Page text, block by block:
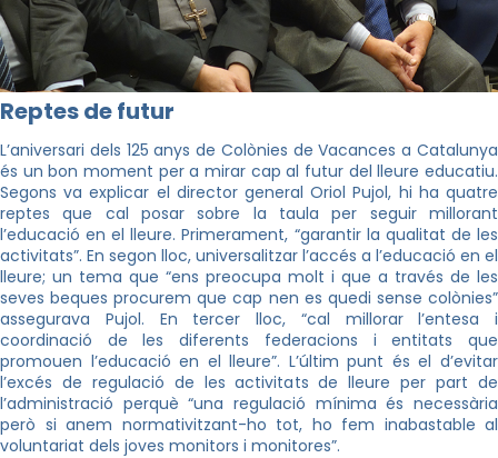
Reptes de futur
L’aniversari dels 125 anys de Colònies de Vacances a Catalunya
és un bon moment per a mirar cap al futur del lleure educatiu.
Segons va explicar el director general Oriol Pujol, hi ha quatre
reptes que cal posar sobre la taula per seguir millorant
l’educació en el lleure. Primerament, “garantir la qualitat de les
activitats”. En segon lloc, universalitzar l’accés a l’educació en el
lleure; un tema que “ens preocupa molt i que a través de les
seves beques procurem que cap nen es quedi sense colònies”
assegurava Pujol. En tercer lloc, “cal millorar l’entesa i
coordinació de les diferents federacions i entitats que
promouen l’educació en el lleure”. L’últim punt és el d’evitar
l’excés de regulació de les activitats de lleure per part de
l’administració perquè “una regulació mínima és necessària
però si anem normativitzant-ho tot, ho fem inabastable al
voluntariat dels joves monitors i monitores”.